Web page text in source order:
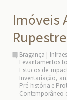
Imóveis
Bragança
Levantamentos
Estudos de
Inventariação,
Pré-história e
Contemporâneo